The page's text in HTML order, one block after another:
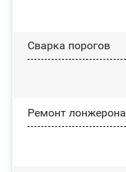
Сварка порогов
Ремонт лонжерона